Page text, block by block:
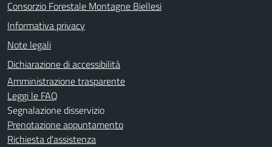
Consorzio Forestale Montagne Biellesi
Informativa privacy
Note legali
Dichiarazione di accessibilità
Amministrazione trasparente
Leggi le FAQ
Segnalazione disservizio
Prenotazione appuntamento
Richiesta d'assistenza